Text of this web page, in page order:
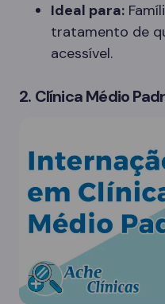
Ideal para:
tratamento de
acessível.
2. Clínica Médio